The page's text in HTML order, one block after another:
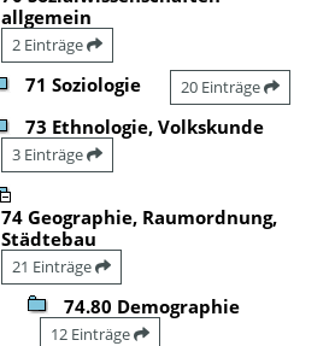
allgemein
2 Einträge
71 Soziologie 20 Einträge
73 Ethnologie, Volkskunde
3 Einträge
74 Geographie, Raumordnung,
Städtebau
21 Einträge
74.80 Demographie
12 Einträge